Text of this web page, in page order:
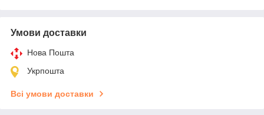
Умови доставки
Нова Пошта
Укрпошта
Всі умови доставки